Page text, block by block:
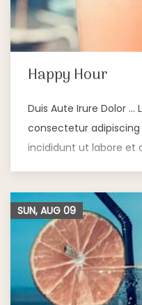
Happy Hour
Duis Aute Irure Dolor
consectetur
incididunt ut labore et
SUN, AUG 09